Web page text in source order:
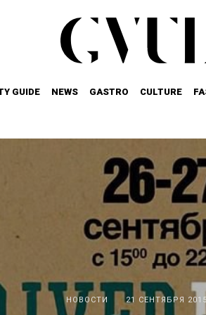
GUIDE NEWS GASTRO CULTURE
НОВОСТИ 21 СЕНТЯБРЯ